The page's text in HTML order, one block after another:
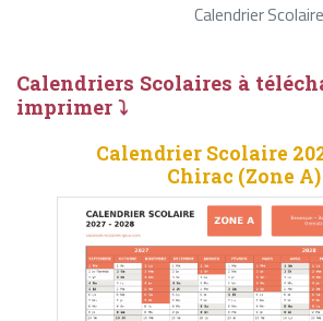
Calendrier
Calendriers Scolaires à
imprimer ⤵
Calendrier Scolaire
Chirac (Zone A)